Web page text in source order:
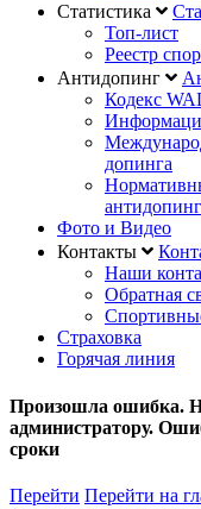
Статистика
Топ-лист
Реестр
Антидопинг
Кодекс
допинга
Фото и Видео
Контакты
Наши
Обратная
Страховка
Горячая линия
Произошла ошибка.
администратору.
сроки
Перейти Перейти на